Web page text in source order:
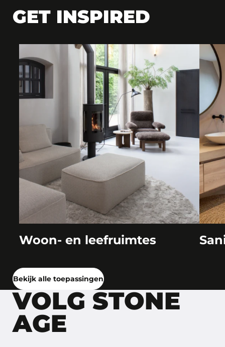
GET INSPIRED
Woon- en leefruimtes
Bekijk alle toepassingen
VOLG STONE
AGE